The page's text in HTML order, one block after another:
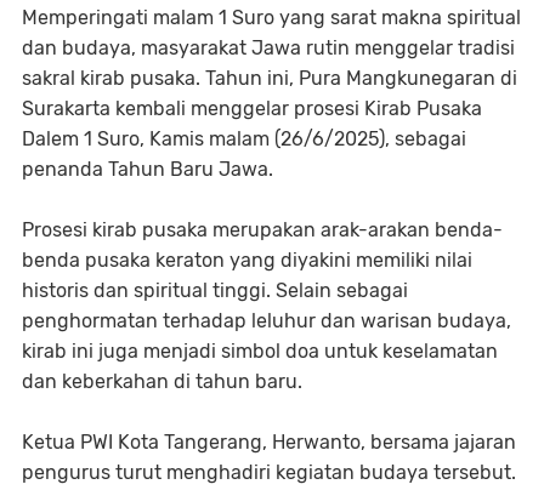
Memperingati malam 1 Suro yang sarat makna spiritual
dan budaya, masyarakat Jawa rutin menggelar tradisi
sakral kirab pusaka. Tahun ini, Pura Mangkunegaran di
Surakarta kembali menggelar prosesi Kirab Pusaka
Dalem 1 Suro, Kamis malam (26/6/2025), sebagai
penanda Tahun Baru Jawa.
Prosesi kirab pusaka merupakan arak-arakan benda-
benda pusaka keraton yang diyakini memiliki nilai
historis dan spiritual tinggi. Selain sebagai
penghormatan terhadap leluhur dan warisan budaya,
kirab ini juga menjadi simbol doa untuk keselamatan
dan keberkahan di tahun baru.
Ketua PWI Kota Tangerang, Herwanto, bersama jajaran
pengurus turut menghadiri kegiatan budaya tersebut.